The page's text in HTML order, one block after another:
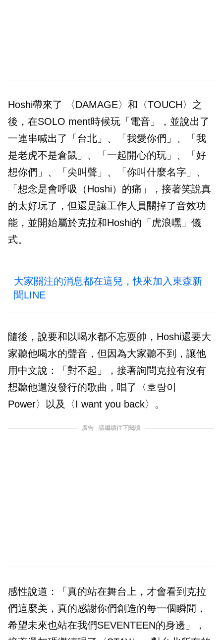
Hoshi帶來了 〈DAMAGE〉和〈TOUCH〉之
後，在SOLO ment時候玩「電音」，並說出了
一連串喊出了「台北」、「我愛你們」、「我
是老虎不是倉鼠」、「一起開心的玩」、「好
想你們」、「尖叫聲」、「你叫什麼名字」、
「想念是會呼吸（Hoshi）的痛」，接著笑說真
的太好玩了，但還是讓工作人員關掉了音效功
能，並開始屬於克拉和Hoshi的「虎浪嘿」儀
式。
大家關注的消息都在這兒，快來加入東森新
聞LINE
隨後，說要和以喝水都不忘耍帥，Hoshi還要大
家聽他喝水的聲音，但因為大家聽不到，讓他
用中文說：「對不起」，接著詢問克拉有沒有
想聽他還沒發行的歌曲，唱了〈호랑이
Power〉以及〈I want you back〉。
廣告 - 請繼續往下閱讀
感性說道：「真的站在舞台上，才會看到克拉
們這麼美，真的感謝你們創造的每一個瞬間，
希望未來也站在我們SEVENTEEN的身邊」，